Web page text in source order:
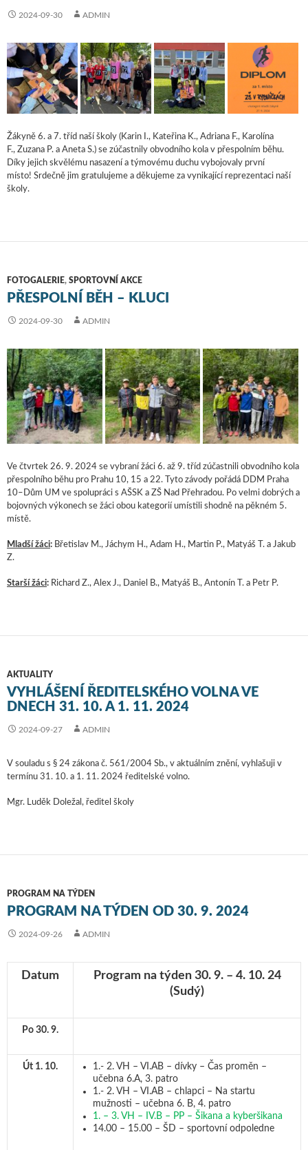
2024-09-30 ADMIN
Žákyně 6. a 7. tříd naší školy (Karin I., Kateřina K., Adriana F., Karolína
F., Zuzana P. a Aneta S.) se zúčastnily obvodního kola v přespolním běhu.
Díky jejich skvělému nasazení a týmovému duchu vybojovaly první
místo! Srdečně jim gratulujeme a děkujeme za vynikající reprezentaci naší
školy.
FOTOGALERIE, SPORTOVNÍ AKCE
PŘESPOLNÍ BĚH – KLUCI
2024-09-30 ADMIN
Ve čtvrtek 26. 9. 2024 se vybraní žáci 6. až 9. tříd zúčastnili obvodního kola
přespolního běhu pro Prahu 10, 15 a 22. Tyto závody pořádá DDM Praha
10–Dům UM ve spolupráci s AŠSK a ZŠ Nad Přehradou. Po velmi dobrých a
bojovných výkonech se žáci obou kategorií umístili shodně na pěkném 5.
místě.
Mladší žáci: Břetislav M., Jáchym H., Adam H., Martin P., Matyáš T. a Jakub
Z.
Starší žáci: Richard Z., Alex J., Daniel B., Matyáš B., Antonín T. a Petr P.
AKTUALITY
VYHLÁŠENÍ ŘEDITELSKÉHO VOLNA VE
DNECH 31. 10. A 1. 11. 2024
2024-09-27 ADMIN
V souladu s § 24 zákona č. 561/2004 Sb., v aktuálním znění, vyhlašuji v
termínu 31. 10. a 1. 11. 2024 ředitelské volno.
Mgr. Luděk Doležal, ředitel školy
PROGRAM NA TÝDEN
PROGRAM NA TÝDEN OD 30. 9. 2024
2024-09-26 ADMIN
Datum
Program na týden 30. 9. – 4. 10. 24
(Sudý)
Po 30. 9.
Út 1. 10.
1.- 2. VH – VI.AB – dívky – Čas proměn –
učebna 6.A, 3. patro
1.- 2. VH – VI.AB – chlapci – Na startu
mužnosti – učebna 6. B, 4. patro
1. – 3. VH – IV.B – PP – Šikana a kyberšikana
14.00 – 15.00 – ŠD – sportovní odpoledne